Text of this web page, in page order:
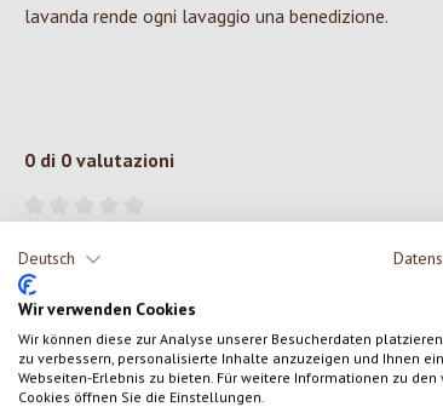
Deutsch
Wir verwenden Cookies
Wir können diese zur Analyse unserer Besucherdaten
zu verbessern, personalisierte Inhalte anzuzeigen und Ihnen
Webseiten-Erlebnis zu bieten. Für weitere Informationen zu
Cookies öffnen Sie die Einstellungen.
lavanda rende ogni lavaggio una benedizione.
0 di 0 valutazioni
Condividi le tue esperienze con il prodotto con altri
clienti.
SCRIVERE UNA RECENSIONE